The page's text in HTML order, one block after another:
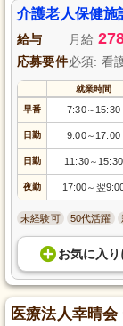
介護老人保健施
給与 月給
応募要件必須: 看
就業時間
早番 7:30～ 15:30
日勤 9:00～ 17:00
日勤 11:30～ 15:30
夜勤 17:00～ 翌
未経験可 50代活躍
お気に入り
医療法人幸晴